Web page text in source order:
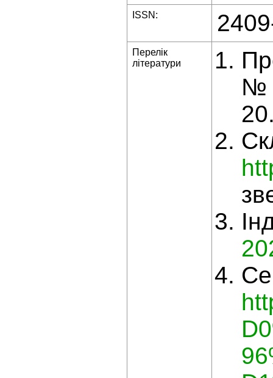
ISSN:
Перелік
літератури
№